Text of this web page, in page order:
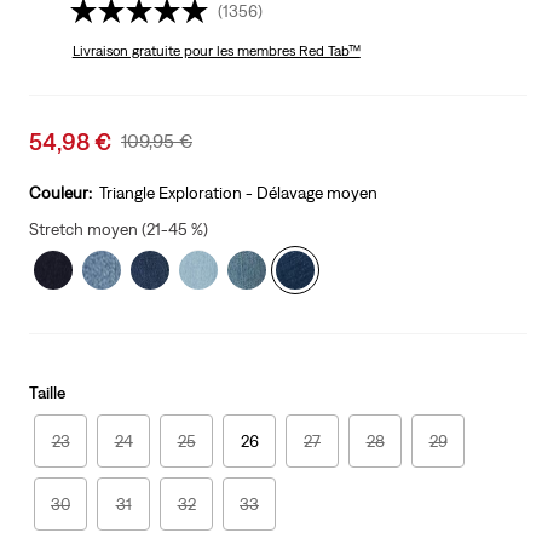
(1356)
Livraison gratuitepour les membres Red Tab™
Sale
is
54,98 € Original
Was
109,95 €
Couleur: Triangle Exploration - Délavage moyen
Stretch moyen (21-45 %)
Taille
23 24 25 26 27 28 29
30 31 32 33